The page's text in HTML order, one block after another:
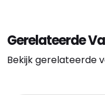
Gerelateerde
Bekijk gerelateerde